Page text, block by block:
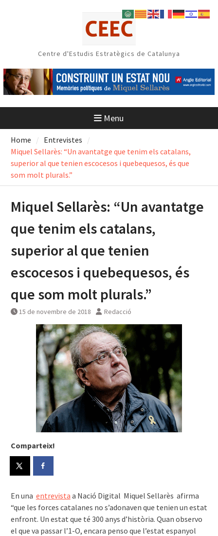
Centre d'Estudis Estratègics de Catalunya
Menu
Home
Entrevistes
Miquel Sellarès: “Un avantatge que tenim els catalans,
superior al que tenien escocesos i quebequesos, és que
som molt plurals.”
Miquel Sellarès: “Un avantatge
que tenim els catalans,
superior al que tenien
escocesos i quebequesos, és
que som molt plurals.”
15 de novembre de 2018 Redacció
Comparteix!
En una entrevista a Nació Digital Miquel Sellarès afirma
“que les forces catalanes no s’adonaven que tenien un estat
enfront. Un estat que té 300 anys d’història. Quan observo
el que va passar l’1-O, encara penso que l’estat espanyol